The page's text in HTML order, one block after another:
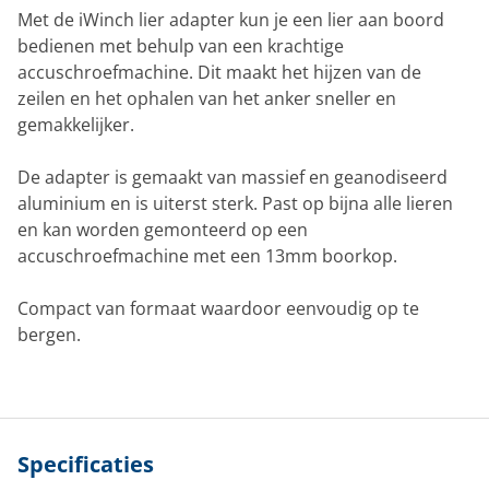
Met de iWinch lier adapter kun je een lier aan boord
bedienen met behulp van een krachtige
accuschroefmachine. Dit maakt het hijzen van de
zeilen en het ophalen van het anker sneller en
gemakkelijker.
De adapter is gemaakt van massief en geanodiseerd
aluminium en is uiterst sterk. Past op bijna alle lieren
en kan worden gemonteerd op een
accuschroefmachine met een 13mm boorkop.
Compact van formaat waardoor eenvoudig op te
bergen.
Specificaties